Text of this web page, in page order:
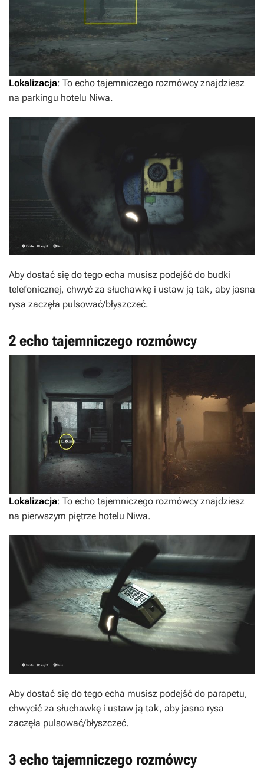
Lokalizacja: To echo tajemniczego rozmówcy znajdziesz
na parkingu hotelu Niwa.
Aby dostać się do tego echa musisz podejść do budki
telefonicznej, chwyć za słuchawkę i ustaw ją tak, aby jasna
rysa zaczęła pulsować/błyszczeć.
2 echo tajemniczego rozmówcy
Lokalizacja: To echo tajemniczego rozmówcy znajdziesz
na pierwszym piętrze hotelu Niwa.
Aby dostać się do tego echa musisz podejść do parapetu,
chwycić za słuchawkę i ustaw ją tak, aby jasna rysa
zaczęła pulsować/błyszczeć.
3 echo tajemniczego rozmówcy